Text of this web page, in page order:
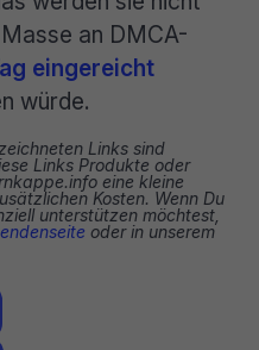
an DMCA-
eingereicht
würde.
Links sind
Links Produkte oder
eine kleine
Kosten. Wenn Du
unterstützen möchtest,
oder in unserem